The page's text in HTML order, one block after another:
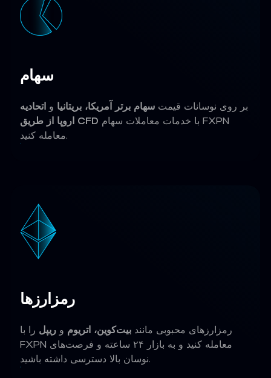
سهام
بر روی نوسانات قیمت سهام برتر آمریکا، بریتانیا و اتحادیه
اروپا از طریق CFD
معامله کنید.
رمزارزها
رمزارزهای محبوبی مانند بیت‌کوین، اتریوم و ریپل را با
FXPN معامله کنید و به بازار ۲۴ ساعته و فرصت‌های
نوسان بالا دسترسی داشته باشید.